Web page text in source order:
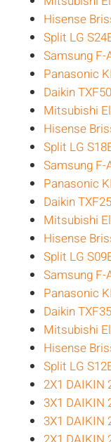
Hisense
Split LG
Samsung F-
Panasonic
Daikin
Mitsubishi
Hisense
Split LG
Samsung F-
Panasonic
Daikin
Mitsubishi
Hisense
Split LG
Samsung F-
Panasonic
Daikin
Mitsubishi
Hisense
Split LG
2X1 DAIKIN
3X1 DAIKIN
3X1 DAIKIN